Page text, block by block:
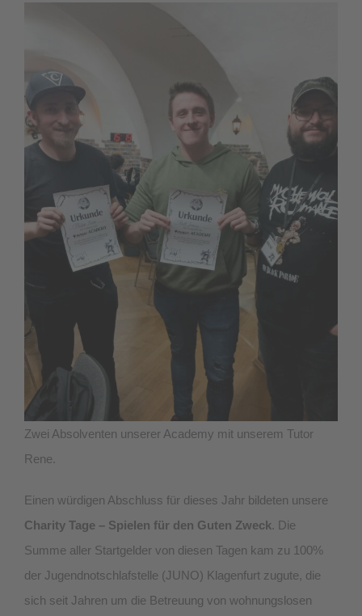
Zwei Absolventen unserer Academy mit unserem Tutor
Rene.
Einen würdigen Abschluss für dieses Jahr bildeten unsere
Charity Tage – Spielen für den Guten Zweck. Die
Summe aller Startgelder von diesen Tagen kam zu 100%
der Jugendnotschlafstelle (JUNO) Klagenfurt zugute, die
sich seit Jahren um die Betreuung von wohnungslosen